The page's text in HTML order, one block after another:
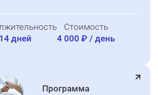
14 дней
Стоимость
4 000 ₽ / день
Программа